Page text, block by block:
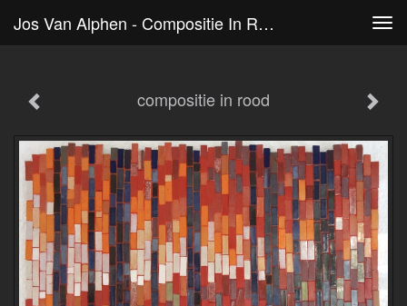
Jos Van Alphen - Compositie In Rood
compositie in rood